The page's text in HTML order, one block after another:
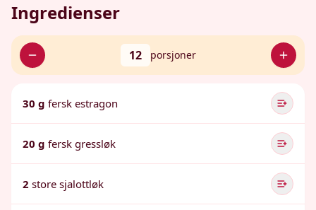
Ingredienser
12 porsjoner
30 g fersk estragon
20 g fersk gressløk
2 store sjalottløk